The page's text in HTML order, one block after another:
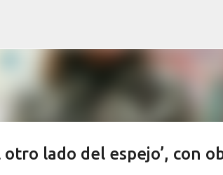
otro lado del espejo’, con